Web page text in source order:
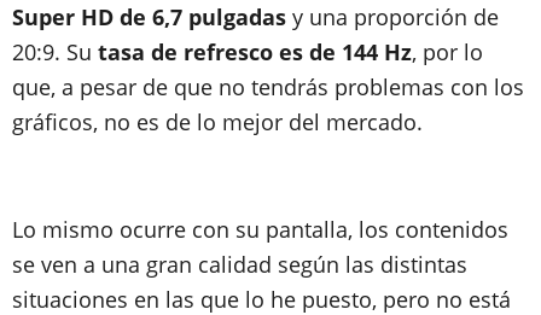
Super HD de 6,7 pulgadas y una proporción de
20:9. Su tasa de refresco es de 144 Hz, por lo
que, a pesar de que no tendrás problemas con los
gráficos, no es de lo mejor del mercado.
Lo mismo ocurre con su pantalla, los contenidos
se ven a una gran calidad según las distintas
situaciones en las que lo he puesto, pero no está